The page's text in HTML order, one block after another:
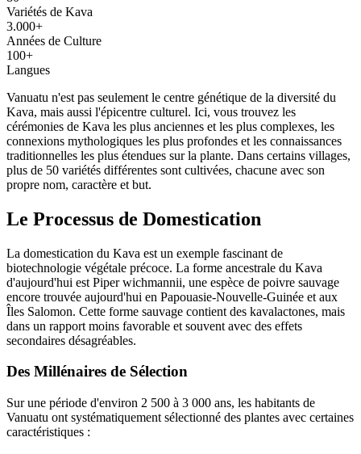
Variétés de Kava
3.000+
Années de Culture
100+
Langues
Vanuatu n'est pas seulement le centre génétique de la diversité du
Kava, mais aussi l'épicentre culturel. Ici, vous trouvez les
cérémonies de Kava les plus anciennes et les plus complexes, les
connexions mythologiques les plus profondes et les connaissances
traditionnelles les plus étendues sur la plante. Dans certains villages,
plus de 50 variétés différentes sont cultivées, chacune avec son
propre nom, caractère et but.
Le Processus de Domestication
La domestication du Kava est un exemple fascinant de
biotechnologie végétale précoce. La forme ancestrale du Kava
d'aujourd'hui est Piper wichmannii, une espèce de poivre sauvage
encore trouvée aujourd'hui en Papouasie-Nouvelle-Guinée et aux
Îles Salomon. Cette forme sauvage contient des kavalactones, mais
dans un rapport moins favorable et souvent avec des effets
secondaires désagréables.
Des Millénaires de Sélection
Sur une période d'environ 2 500 à 3 000 ans, les habitants de
Vanuatu ont systématiquement sélectionné des plantes avec certaines
caractéristiques :